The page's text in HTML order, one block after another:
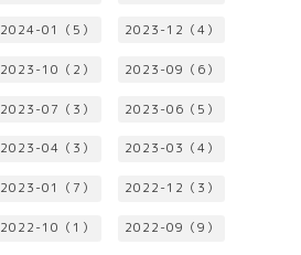
2024-01（5） 2023-12（4）
2023-10（2） 2023-09（6）
2023-07（3） 2023-06（5）
2023-04（3） 2023-03（4）
2023-01（7） 2022-12（3）
2022-10（1） 2022-09（9）